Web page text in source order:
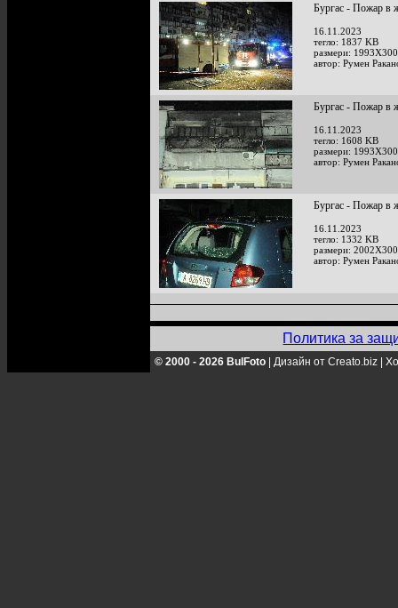
Бургас - Пожар в
16.11.2023
тегло: 1837 KB
размери:
автор: Румен
Бургас - Пожар в
16.11.2023
тегло: 1608 KB
размери:
автор: Румен
Бургас - Пожар в
16.11.2023
тегло: 1332 KB
размери:
автор: Румен
Политика за
© 2000 - 2026 BulFoto Дизайн от Creato.biz